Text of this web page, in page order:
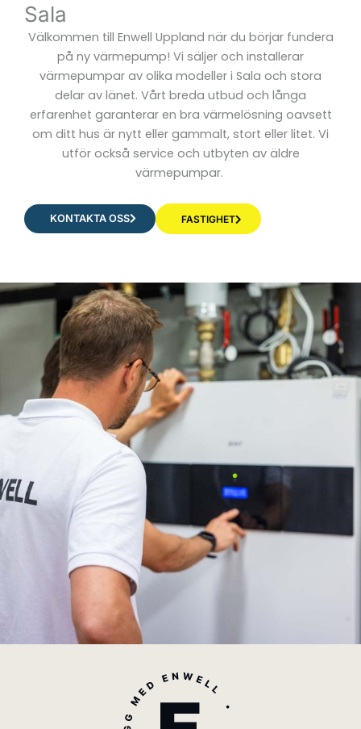
Sala
Välkommen till Enwell Uppland när du börjar fundera
på ny värmepump! Vi säljer och installerar
värmepumpar av olika modeller i Sala och stora
delar av länet. Vårt breda utbud och långa
erfarenhet garanterar en bra värmelösning oavsett
om ditt hus är nytt eller gammalt, stort eller litet. Vi
utför också service och utbyten av äldre
värmepumpar.
KONTAKTA OSS FASTIGHET